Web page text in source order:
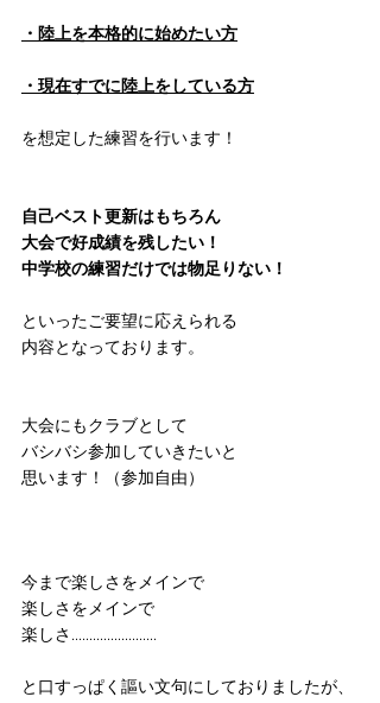
・陸上を本格的に始めたい方
・現在すでに陸上をしている方
を想定した練習を行います！
自己ベスト更新はもちろん
大会で好成績を残したい！
中学校の練習だけでは物足りない！
といったご要望に応えられる
内容となっております。
大会にもクラブとして
バシバシ参加していきたいと
思います！（参加自由）
今まで楽しさをメインで
楽しさをメインで
楽しさ........................
と口すっぱく謳い文句にしておりましたが、